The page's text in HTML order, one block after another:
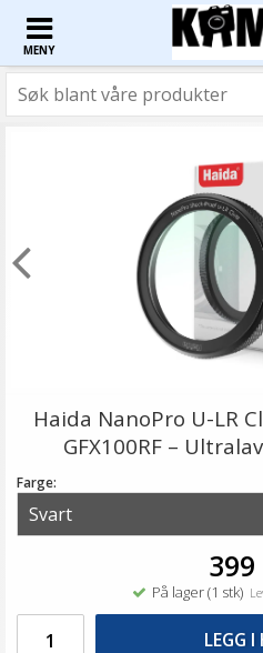
MENY
Haida NanoPro U-LR
GFX100RF –
Farge:
På lager (1 stk)
LEGG